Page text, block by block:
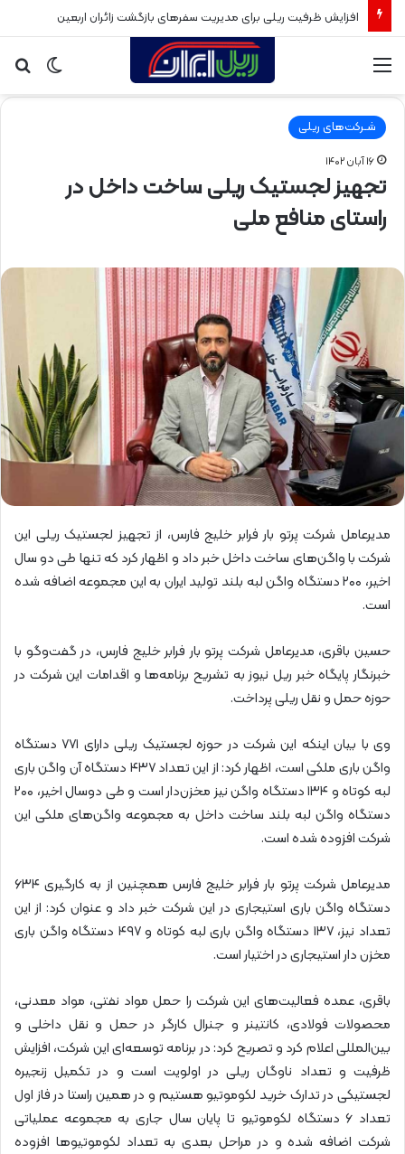
افزایش ظرفیت ریلی برای مدیریت سفرهای بازگشت زائران اربعین
تغییر
پوسته
شـرکت‌های ریلی
۱۶ آبان ۱۴۰۲
تجهیز لجستیک ریلی ساخت داخل در
راستای منافع ملی
مدیرعامل شرکت پرتو بار فرابر خلیج فارس، از تجهیز لجستیک ریلی این
شرکت با واگن‌های ساخت داخل خبر داد و اظهار کرد که تنها طی دو سال
اخیر، ۲۰۰ دستگاه واگن لبه بلند تولید ایران به این مجموعه اضافه شده
است.
حسین باقری، مدیرعامل شرکت پرتو بار فرابر خلیج فارس، در گفت‌وگو با
خبرنگار پایگاه خبر ریل نیوز به تشریح برنامه‌ها و اقدامات این شرکت در
حوزه حمل و نقل ریلی پرداخت.
وی با بیان اینکه این شرکت در حوزه لجستیک ریلی دارای ۷۷۱ دستگاه
واگن باری ملکی است، اظهار کرد: از این تعداد ۴۳۷ دستگاه آن واگن باری
لبه کوتاه و ۱۳۴ دستگاه واگن نیز مخزن‌دار است و طی دوسال اخیر، ۲۰۰
دستگاه واگن لبه بلند ساخت داخل به مجموعه واگن‌های ملکی این
شرکت افزوده شده است.
مدیرعامل شرکت پرتو بار فرابر خلیج فارس همچنین از به کارگیری ۶۳۴
دستگاه واگن باری استیجاری در این شرکت خبر داد و عنوان کرد: از این
تعداد نیز، ۱۳۷ دستگاه واگن باری لبه کوتاه و ۴۹۷ دستگاه واگن باری
مخزن دار استیجاری در اختیار است.
باقری، عمده فعالیت‌های این شرکت را حمل مواد نفتی، مواد معدنی،
محصولات فولادی، کانتینر و جنرال کارگر در حمل و نقل داخلی و
بین‌المللی اعلام کرد و تصریح کرد: در برنامه توسعه‌ای این شرکت، افزایش
ظرفیت و تعداد ناوگان ریلی در اولویت است و در تکمیل زنجیره
لجستیکی در تدارک خرید لکوموتیو هستیم و در همین راستا در فاز اول
تعداد ۶ دستگاه لکوموتیو تا پایان سال جاری به مجموعه عملیاتی
شرکت اضافه شده و در مراحل بعدی به تعداد لکوموتیوها افزوده